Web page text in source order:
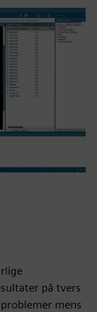
på tvers
mens